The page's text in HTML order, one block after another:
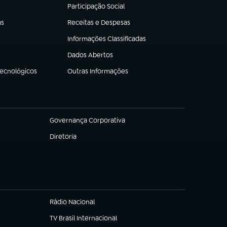
Participação Social
(abre em nova aba)
Receitas e Despesas
(abre em nova aba)
Informações Classificadas
(abre em nova aba)
Dados Abertos
(abre em nova aba)
Outras Informações
(abre em nova aba)
Governança Corporativa
(abre em nova aba)
Diretoria
(abre em nova aba)
Rádio Nacional
TV Brasil Internacional
(abre em nova aba)